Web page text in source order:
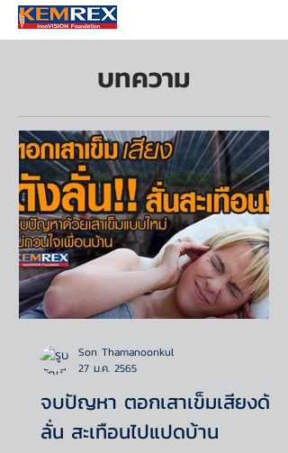
บทความ
จบปัญหา ตอกเสาเข็มเสียงดัง
ลั่น สะเทือนไปแปดบ้าน
Son Thamanoonkul
27 ม.ค. 2565